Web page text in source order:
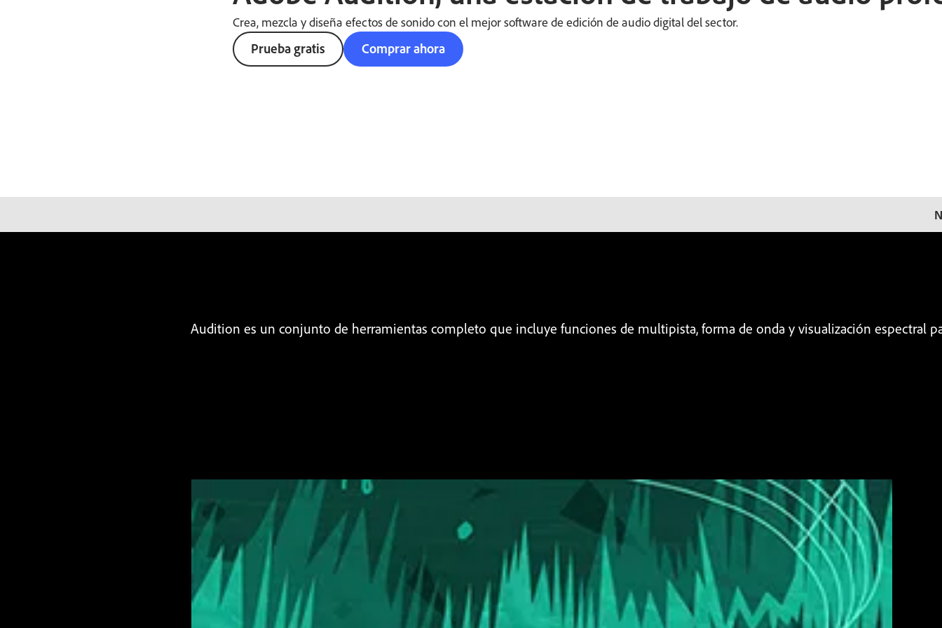
Crea, mezcla y diseña efectos de sonido con el mejor software de edición de audio digital del sector.
Prueba gratis Comprar ahora
Audition es un conjunto de herramientas completo que incluye funciones de multipista, forma de onda y visualización espectral